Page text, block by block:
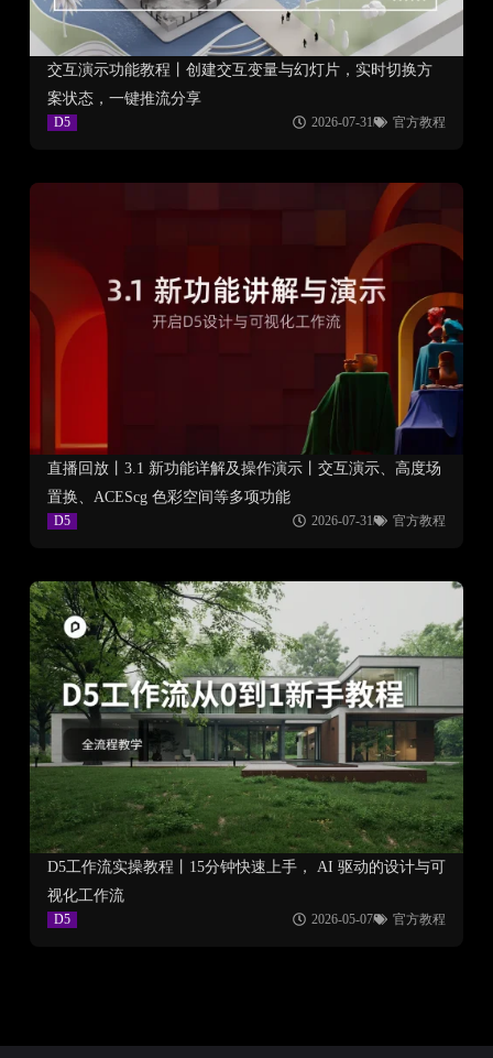
交互演示功能教程丨创建交互变量与幻灯片，实时切换方
案状态，一键推流分享
D5 2026-07-31 官方教程
直播回放丨3.1 新功能详解及操作演示丨交互演示、高度场
置换、ACEScg 色彩空间等多项功能
D5 2026-07-31 官方教程
D5工作流实操教程丨15分钟快速上手， AI 驱动的设计与可
视化工作流
D5 2026-05-07 官方教程